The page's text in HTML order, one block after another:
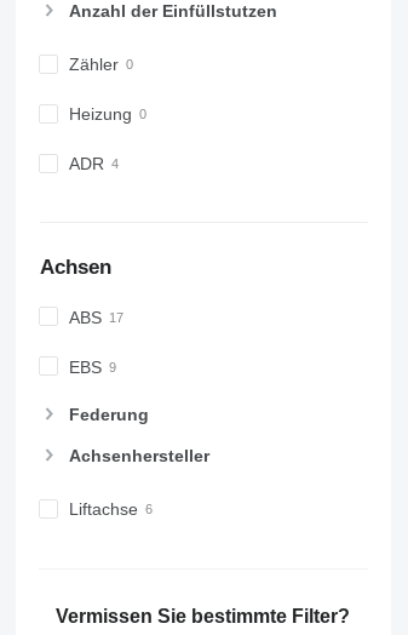
Anzahl der Einfüllstutzen
Zähler
Heizung
ADR
Achsen
ABS
EBS
Federung
Achsenhersteller
Liftachse
Vermissen Sie bestimmte Filter?